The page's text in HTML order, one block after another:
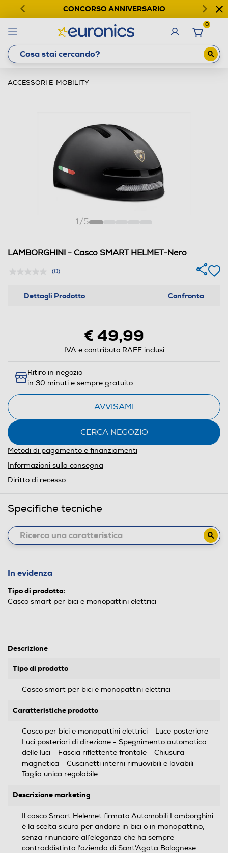
CONCORSO ANNIVERSARIO
0
ACCESSORI E-MOBILITY
1/5
LAMBORGHINI - Casco SMART HELMET-Nero
(0)
Dettagli Prodotto Confronta
€ 49,99
IVA e contributo RAEE inclusi
Ritiro in negozio
in 30 minuti e sempre gratuito
AVVISAMI
CERCA NEGOZIO
Metodi di pagamento e finanziamenti
Informazioni sulla consegna
Diritto di recesso
Specifiche tecniche
In evidenza
Tipo di prodotto:
Casco smart per bici e monopattini elettrici
Descrizione
Tipo di prodotto
Casco smart per bici e monopattini elettrici
Caratteristiche prodotto
Casco per bici e monopattini elettrici - Luce posteriore -
Luci posteriori di direzione - Spegnimento automatico
delle luci - Fascia riflettente frontale - Chiusura
magnetica - Cuscinetti interni rimuovibili e lavabili -
Taglia unica regolabile
Descrizione marketing
Il casco Smart Helemet firmato Automobili Lamborghini
è la scelta sicura per andare in bici o in monopattino,
senza rinunciare all’eleganza che ha sempre
contraddistinto l’azienda di Sant’Agata Bolognese.